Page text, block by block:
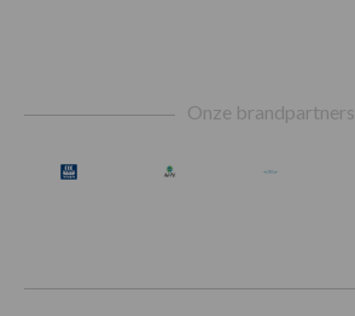
Onze brandpartners